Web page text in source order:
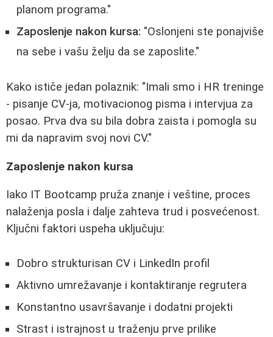
planom programa."
Zaposlenje nakon kursa: "Oslonjeni ste ponajviše
na sebe i vašu želju da se zaposlite."
Kako ističe jedan polaznik: "Imali smo i HR treninge
- pisanje CV-ja, motivacionog pisma i intervjua za
posao. Prva dva su bila dobra zaista i pomogla su
mi da napravim svoj novi CV."
Zaposlenje nakon kursa
Iako IT Bootcamp pruža znanje i veštine, proces
nalaženja posla i dalje zahteva trud i posvećenost.
Ključni faktori uspeha uključuju:
Dobro strukturisan CV i LinkedIn profil
Aktivno umrežavanje i kontaktiranje regrutera
Konstantno usavršavanje i dodatni projekti
Strast i istrajnost u traženju prve prilike